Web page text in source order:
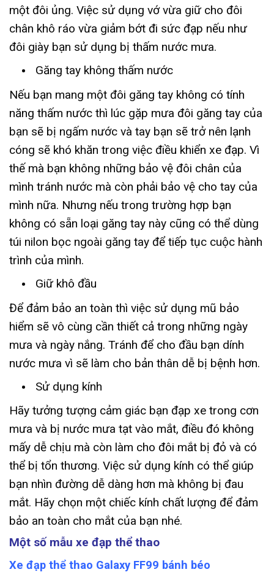
một đôi ủng. Việc sử dụng vớ vừa giữ cho đôi
chân khô ráo vừa giảm bớt đi sức đạp nếu như
đôi giày bạn sử dụng bị thấm nước mưa.
Găng tay không thấm nước
Nếu bạn mang một đôi găng tay không có tính
năng thấm nước thì lúc gặp mưa đôi găng tay của
bạn sẽ bị ngấm nước và tay bạn sẽ trở nên lạnh
cóng sẽ khó khăn trong việc điều khiển xe đạp. Vì
thế mà bạn không những bảo vệ đôi chân của
mình tránh nước mà còn phải bảo vệ cho tay của
mình nữa. Nhưng nếu trong trường hợp bạn
không có sẵn loại găng tay này cũng có thể dùng
túi nilon bọc ngoài găng tay để tiếp tục cuộc hành
trình của mình.
Giữ khô đầu
Để đảm bảo an toàn thì việc sử dụng mũ bảo
hiểm sẽ vô cùng cần thiết cả trong những ngày
mưa và ngày nắng. Tránh để cho đầu bạn dính
nước mưa vì sẽ làm cho bản thân dễ bị bệnh hơn.
Sử dụng kính
Hãy tưởng tượng cảm giác bạn đạp xe trong cơn
mưa và bị nước mưa tạt vào mắt, điều đó không
mấy dễ chịu mà còn làm cho đôi mắt bị đỏ và có
thể bị tổn thương. Việc sử dụng kính có thể giúp
bạn nhìn đường dễ dàng hơn mà không bị đau
mắt. Hãy chọn một chiếc kính chất lượng để đảm
bảo an toàn cho mắt của bạn nhé.
Một số mẫu xe đạp thể thao
Xe đạp thể thao Galaxy FF99 bánh béo